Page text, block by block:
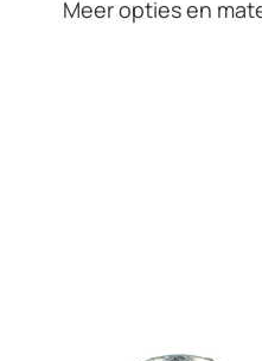
Meer opties en